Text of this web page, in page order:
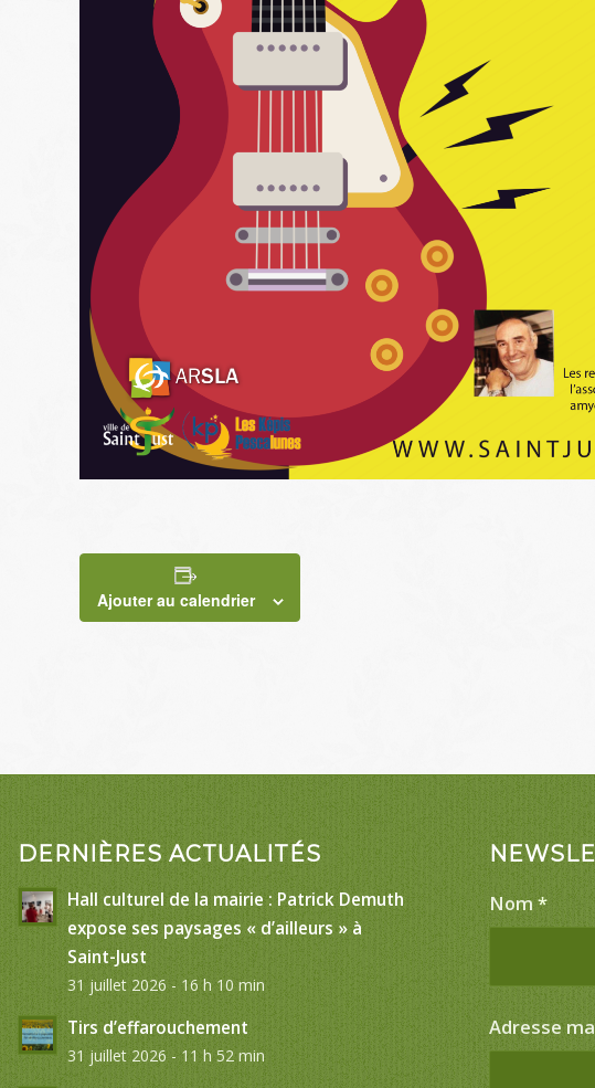
Ajouter au calendrier
DERNIÈRES ACTUALITÉS
Hall culturel de la mairie : Patrick Demuth
expose ses paysages « d’ailleurs » à
Saint-Just
31 juillet 2026 - 16 h 10 min
Tirs d’effarouchement
31 juillet 2026 - 11 h 52 min
Nom*
Adresse